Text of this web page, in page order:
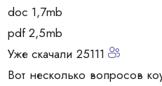
doc 1,7mb
pdf 2,5mb
Уже скачали 25111
Вот несколько вопросов